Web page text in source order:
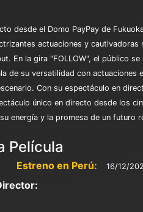
desde el Domo PayPay de
actuaciones y
En la gira "FOLLOW", el público
de su versatilidad con actuaciones
Con su espectáculo en
único en directo desde los
energía y la promesa de un futuro
Película
Estreno en Perú: 16/12/